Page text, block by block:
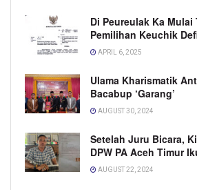
Di Peureulak Ka Mulai
Pemilihan Keuchik
APRIL 6, 2025
Ulama Kharismatik
Bacabup ‘Garang’
AUGUST 30, 2024
Setelah Juru Bicara,
DPW PA Aceh Timur
AUGUST 22, 2024